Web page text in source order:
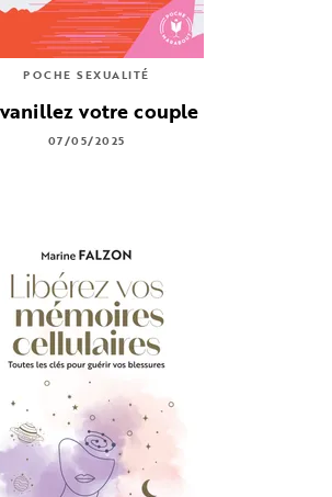
POCHE SEXUALITÉ
votre couple
07/05/2025